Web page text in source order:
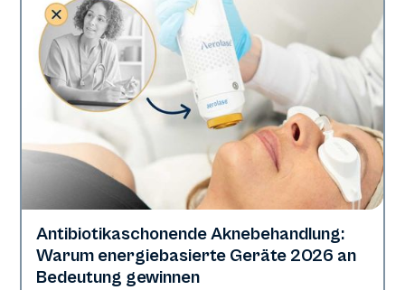
Gesundheit der Haut
Antibiotikaschonende Aknebehandlung:
Warum energiebasierte Geräte 2026 an
Bedeutung gewinnen